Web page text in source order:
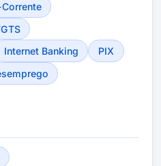
Internet Banking
PIX